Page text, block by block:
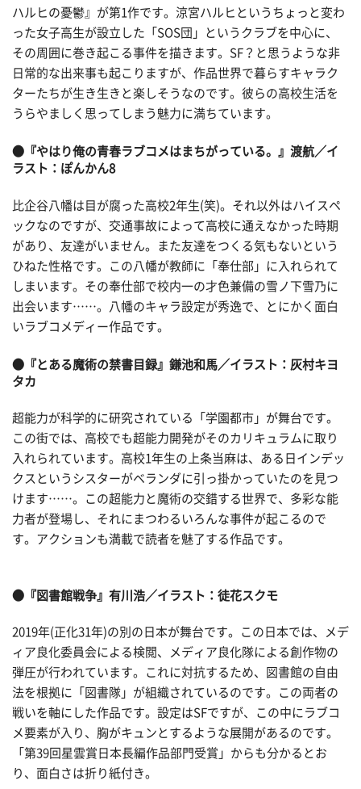
ハルヒの憂鬱』が第1作です。涼宮ハルヒというちょっと変わ
った女子高生が設立した「SOS団」というクラブを中心に、
その周囲に巻き起こる事件を描きます。SF？と思うような非
日常的な出来事も起こりますが、作品世界で暮らすキャラク
ターたちが生き生きと楽しそうなのです。彼らの高校生活を
うらやましく思ってしまう魅力に満ちています。
●『やはり俺の青春ラブコメはまちがっている。』渡航／イ
ラスト：ぽんかん8
比企谷八幡は目が腐った高校2年生(笑)。それ以外はハイスペ
ックなのですが、交通事故によって高校に通えなかった時期
があり、友達がいません。また友達をつくる気もないという
ひねた性格です。この八幡が教師に「奉仕部」に入れられて
しまいます。その奉仕部で校内一の才色兼備の雪ノ下雪乃に
出会います……。八幡のキャラ設定が秀逸で、とにかく面白
いラブコメディー作品です。
●『とある魔術の禁書目録』鎌池和馬／イラスト：灰村キヨ
タカ
超能力が科学的に研究されている「学園都市」が舞台です。
この街では、高校でも超能力開発がそのカリキュラムに取り
入れられています。高校1年生の上条当麻は、ある日インデッ
クスというシスターがベランダに引っ掛かっていたのを見つ
けます……。この超能力と魔術の交錯する世界で、多彩な能
力者が登場し、それにまつわるいろんな事件が起こるので
す。アクションも満載で読者を魅了する作品です。
●『図書館戦争』有川浩／イラスト：徒花スクモ
2019年(正化31年)の別の日本が舞台です。この日本では、メデ
ィア良化委員会による検閲、メディア良化隊による創作物の
弾圧が行われています。これに対抗するため、図書館の自由
法を根拠に「図書隊」が組織されているのです。この両者の
戦いを軸にした作品です。設定はSFですが、この中にラブコ
メ要素が入り、胸がキュンとするような展開があるのです。
「第39回星雲賞日本長編作品部門受賞」からも分かるとお
り、面白さは折り紙付き。